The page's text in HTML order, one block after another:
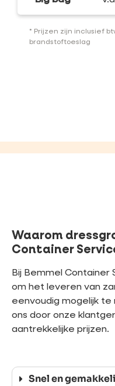
* Prijzen zijn inclusief
brandstoftoeslag
Waarom
Container
Bij Bemmel
om het leveren van
eenvoudig mogelijk te
ons door onze
aantrekkelijke prijzen.
Snel en